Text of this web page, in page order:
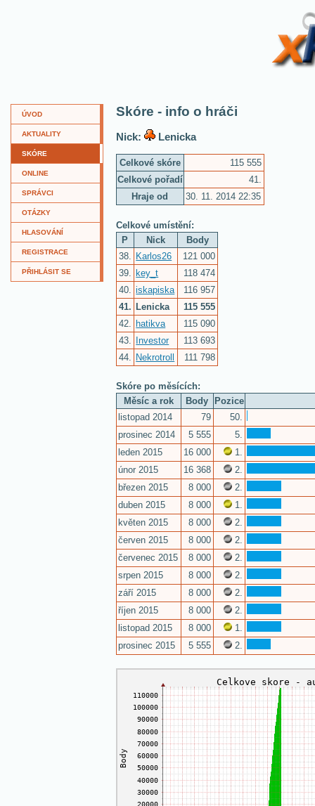
ÚVOD
AKTUALITY
SKÓRE
ONLINE
SPRÁVCI
OTÁZKY
HLASOVÁNÍ
REGISTRACE
PŘIHLÁSIT SE
Skóre - info o hráči
Nick: Lenicka
Celkové skóre
115 555
Celkové pořadí
41.
Hraje od
30. 11. 2014 22:35
Celkové umístění:
P
Nick
Body
38.
Karlos26
121 000
39.
key_t
118 474
40.
iskapiska
116 957
41.
Lenicka
115 555
42.
hatikva
115 090
43.
Investor
113 693
44.
Nekrotroll 111 798
Skóre po měsících:
Měsíc a rok
Body
Pozice
listopad 2014
79
50.
prosinec 2014
5 555
5.
leden 2015
16 000
1.
únor 2015
16 368
2.
březen 2015
8 000
2.
duben 2015
8 000
1.
květen 2015
8 000
2.
červen 2015
8 000
2.
červenec 2015
8 000
2.
srpen 2015
8 000
2.
září 2015
8 000
2.
říjen 2015
8 000
2.
listopad 2015
8 000
1.
prosinec 2015
5 555 2.